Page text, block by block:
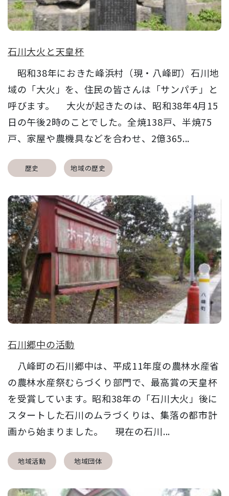
石川大火と天皇杯
昭和38年におきた峰浜村（現・八峰町）石川地
域の「大火」を、住民の皆さんは「サンパチ」と
呼びます。 大火が起きたのは、昭和38年4月15
日の午後2時のことでした。全焼138戸、半焼75
戸、家屋や農機具などを合わせ、2億365...
歴史 地域の歴史
石川郷中の活動
八峰町の石川郷中は、平成11年度の農林水産省
の農林水産祭むらづくり部門で、最高賞の天皇杯
を受賞しています。昭和38年の「石川大火」後に
スタートした石川のムラづくりは、集落の都市計
画から始まりました。 現在の石川...
地域活動 地域団体